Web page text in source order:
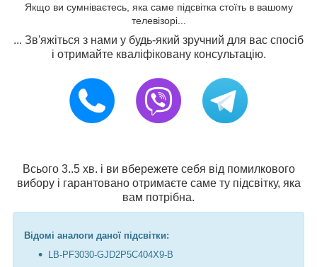
Якщо ви сумніваєтесь, яка саме підсвітка стоїть в вашому
телевізорі...
... Зв'яжіться з нами у будь-який зручний для вас спосіб
і отримайте кваліфіковану консультацію.
Всього 3..5 хв. і ви вбережете себя від помилкового
вибору і гарантовано отримаєте саме ту підсвітку, яка
вам потрібна.
Відомі аналоги даної підсвітки:
LB-PF3030-GJD2P5C404X9-B